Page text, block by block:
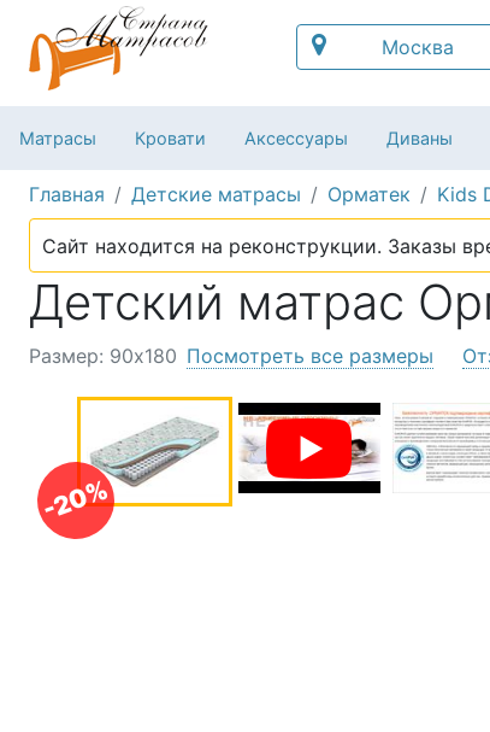
Москва
Матрасы Кровати Аксессуары Диваны
Главная Детские матрасы Орматек Kids
Сайт находится на реконструкции. Заказы
Детский матрас
-20%
Размер: 90х180 Посмотреть все размеры